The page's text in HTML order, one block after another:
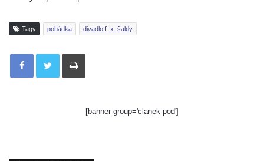
Tagy pohádka divadlo f. x. šaldy
Tisknout
[banner group='clanek-pod']